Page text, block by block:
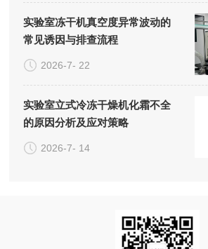
实验室冻干机真空度异常波动的
常见诱因与排查流程
2026-7- 22
实验室立式冷冻干燥机化霜不全
的原因分析及应对策略
2026-7- 14